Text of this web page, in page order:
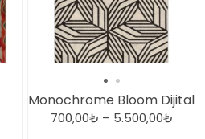
Monochrome Bloom Dijital
700,00₺ – 5.500,00₺